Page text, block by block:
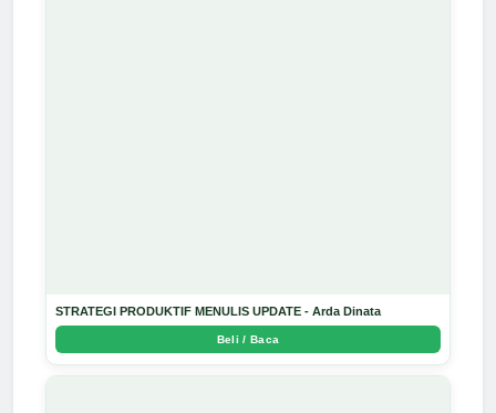
STRATEGI PRODUKTIF MENULIS UPDATE - Arda Dinata
Beli / Baca